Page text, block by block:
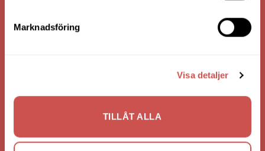
Marknadsföring
Visa detaljer
TILLÅT ALLA
Bankgiro: 275-4836
info@nilssonsilammhult.se
Kundtjänst